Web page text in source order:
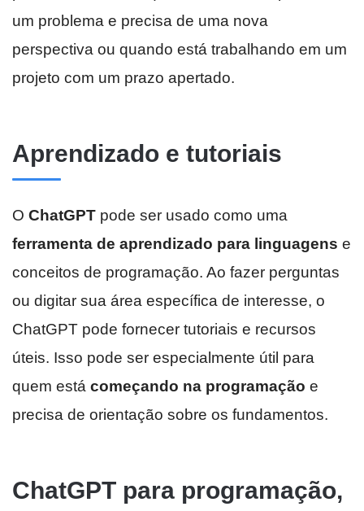
um problema e precisa de uma nova
perspectiva ou quando está trabalhando em um
projeto com um prazo apertado.
Aprendizado e tutoriais
O ChatGPT pode ser usado como uma
ferramenta de aprendizado para linguagens e
conceitos de programação. Ao fazer perguntas
ou digitar sua área específica de interesse, o
ChatGPT pode fornecer tutoriais e recursos
úteis. Isso pode ser especialmente útil para
quem está começando na programação e
precisa de orientação sobre os fundamentos.
ChatGPT para programação,